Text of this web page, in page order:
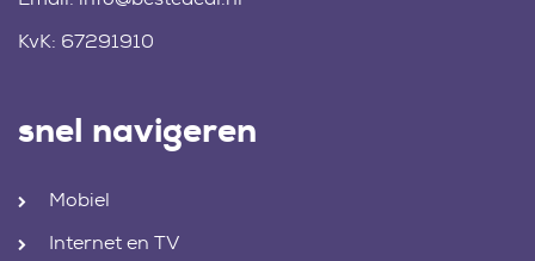
KvK: 67291910
snel navigeren
Mobiel
Internet en TV